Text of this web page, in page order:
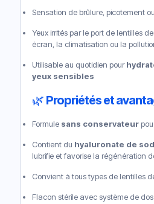
Sensation de brûlure, picotement
Yeux irrités par le port de lentilles
écran, la climatisation ou la
Utilisable au quotidien pour
yeux sensibles
🌿 Propriétés et
Formule sans conservateur
Contient du hyaluronate de
lubrifie et favorise la régénération
Convient à tous types de lentilles
Flacon stérile avec système de